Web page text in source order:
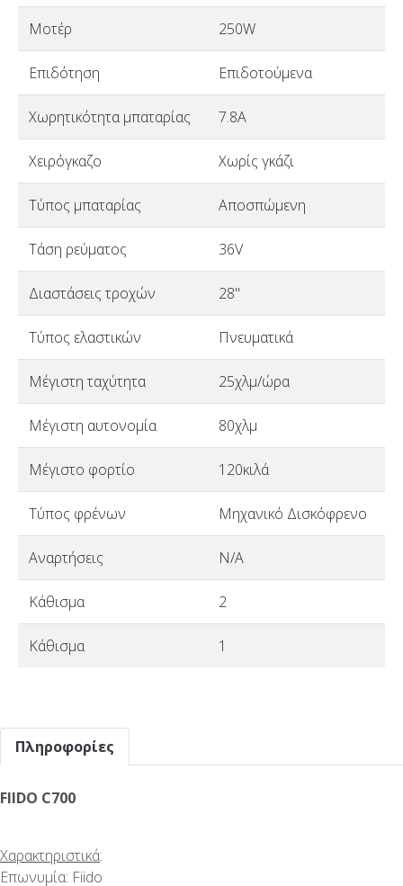
Μοτέρ 250W
Επιδότηση Επιδοτούμενα
Χωρητικότητα μπαταρίας 7.8A
Χειρόγκαζο Χωρίς γκάζι
Τύπος μπαταρίας Αποσπώμενη
Τάση ρεύματος 36V
Διαστάσεις τροχών 28"
Τύπος ελαστικών Πνευματικά
Μέγιστη ταχύτητα 25χλμ/ώρα
Μέγιστη αυτονομία 80χλμ
Μέγιστο φορτίο 120κιλά
Τύπος φρένων Μηχανικό Δισκόφρενο
Αναρτήσεις N/A
Κάθισμα 2
Κάθισμα 1
Πληροφορίες
FIIDO C700
Χαρακτηριστικά:
Επωνυμία: Fiido